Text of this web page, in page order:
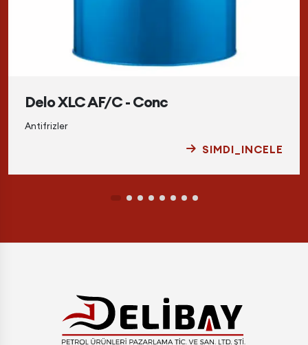
Delo XLC AF/C - Conc
Antifrizler
SIMDI_INCELE